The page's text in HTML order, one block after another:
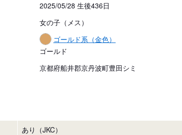
2025/05/28 生後436日
女の子（メス）
ゴールド系（金色）
ゴールド
京都府船井郡京丹波町豊田シミ
あり（JKC）